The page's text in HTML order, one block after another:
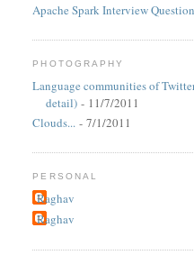
Apache Spark Interview
PHOTOGRAPHY
Language communities of
detail) - 11/7/2011
Clouds... - 7/1/2011
PERSONAL
Raghav
Raghav